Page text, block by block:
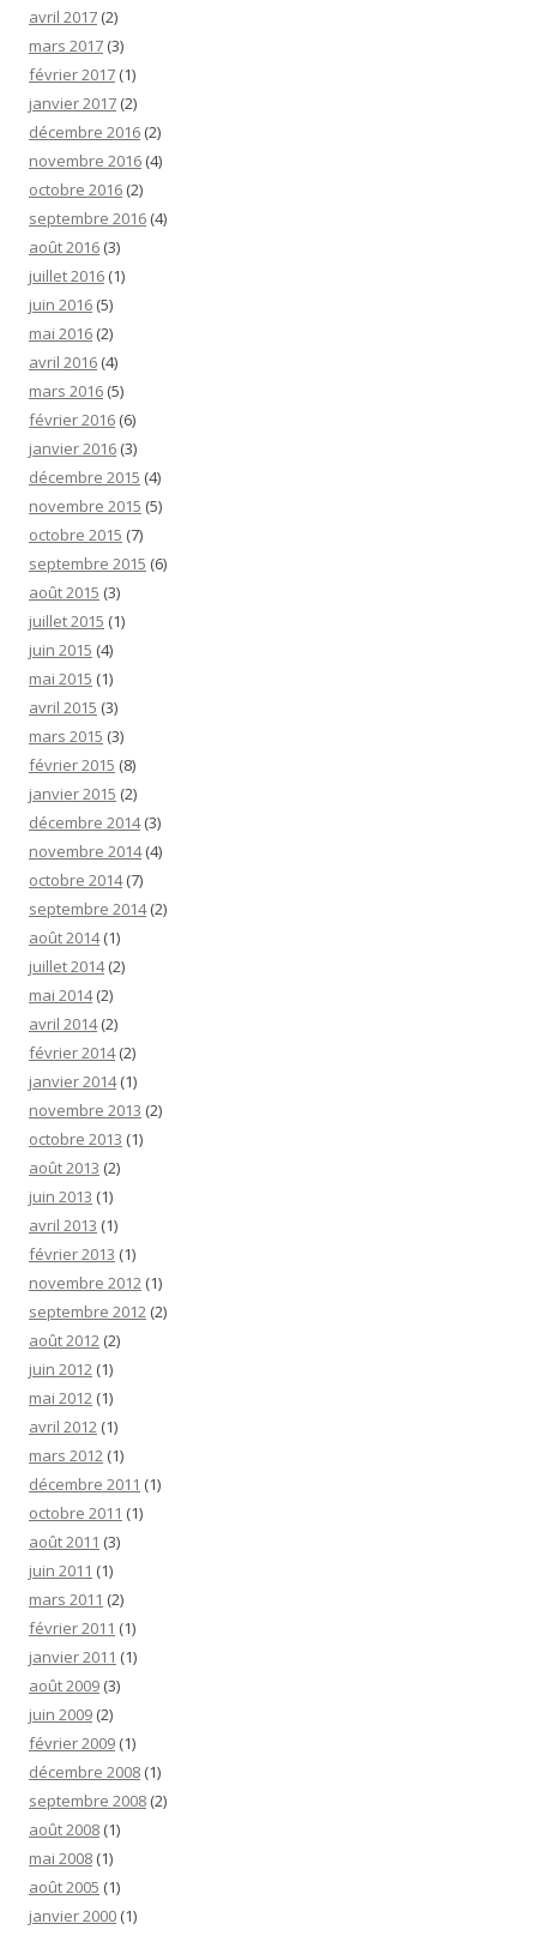
avril 2017 (2)
mars 2017 (3)
février 2017 (1)
janvier 2017 (2)
décembre 2016 (2)
novembre 2016 (4)
octobre 2016 (2)
septembre 2016 (4)
août 2016 (3)
juillet 2016 (1)
juin 2016 (5)
mai 2016 (2)
avril 2016 (4)
mars 2016 (5)
février 2016 (6)
janvier 2016 (3)
décembre 2015 (4)
novembre 2015 (5)
octobre 2015 (7)
septembre 2015 (6)
août 2015 (3)
juillet 2015 (1)
juin 2015 (4)
mai 2015 (1)
avril 2015 (3)
mars 2015 (3)
février 2015 (8)
janvier 2015 (2)
décembre 2014(3)
novembre 2014(4)
octobre 2014(7)
septembre 2014(2)
août 2014(1)
juillet 2014(2)
mai 2014(2)
avril 2014(2)
février 2014(2)
janvier 2014(1)
novembre 2013 (2)
octobre 2013 (1)
août 2013 (2)
juin 2013 (1)
avril 2013 (1)
février 2013 (1)
novembre 2012 (1)
septembre 2012 (2)
août 2012 (2)
juin 2012 (1)
mai 2012 (1)
avril 2012 (1)
mars 2012 (1)
décembre 2011 (1)
octobre 2011 (1)
août 2011 (3)
juin 2011 (1)
mars 2011 (2)
février 2011 (1)
janvier 2011 (1)
août 2009 (3)
juin 2009 (2)
février 2009 (1)
décembre 2008 (1)
septembre 2008 (2)
août 2008 (1)
mai 2008 (1)
août 2005 (1)
janvier 2000 (1)